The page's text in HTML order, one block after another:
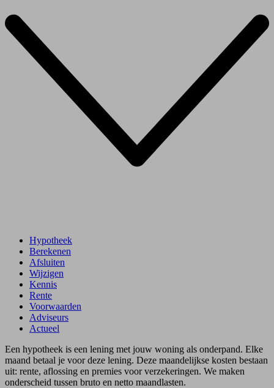
Hypotheek
Berekenen
Afsluiten
Wijzigen
Kennis
Rente
Voorwaarden
Adviseurs
Actueel
Een hypotheek is een lening met jouw woning als onderpand. Elke
maand betaal je voor deze lening. Deze maandelijkse kosten bestaan
uit: rente, aflossing en premies voor verzekeringen. We maken
onderscheid tussen bruto en netto maandlasten.